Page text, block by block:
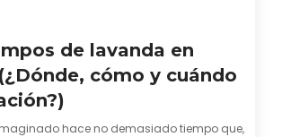
de lavanda en
cómo y cuándo
hace no demasiado tiempo que,